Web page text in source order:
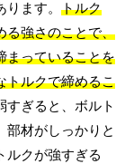
ります。トルク
る強さのことで、
まっていることを
トルクで締めるこ
すぎると、ボルト
部材がしっかりと
ルクが強すぎる